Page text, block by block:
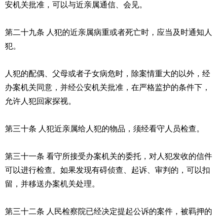
安机关批准，可以与近亲属通信、会见。
第二十九条 人犯的近亲属病重或者死亡时，应当及时通知人
犯。
人犯的配偶、父母或者子女病危时，除案情重大的以外，经
办案机关同意，并经公安机关批准，在严格监护的条件下，
允许人犯回家探视。
第三十条 人犯近亲属给人犯的物品，须经看守人员检查。
第三十一条 看守所接受办案机关的委托，对人犯发收的信件
可以进行检查。如果发现有碍侦查、起诉、审判的，可以扣
留，并移送办案机关处理。
第三十二条 人民检察院已经决定提起公诉的案件，被羁押的